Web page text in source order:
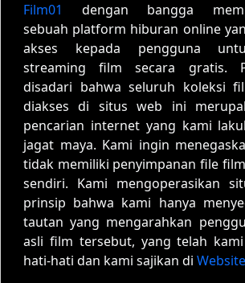
Film01
dengan bangga
sebuah platform hiburan online
akses kepada pengguna
streaming film secara gratis.
disadari bahwa seluruh koleksi
diakses di situs web ini
pencarian internet yang kami
jagat maya. Kami ingin
tidak memiliki penyimpanan file
sendiri. Kami mengoperasikan
prinsip bahwa kami hanya
tautan yang mengarahkan
asli film tersebut, yang telah
hati-hati dan kami sajikan di Website